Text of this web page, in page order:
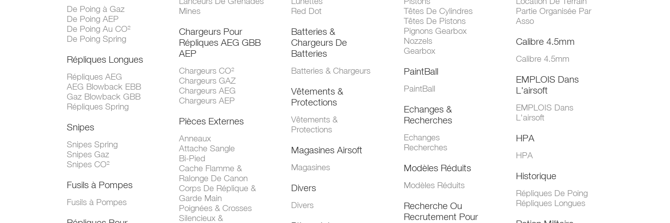
De Poing à Gaz
De Poing AEP
De Poing Au CO²
De Poing Spring
Répliques Longues
Répliques AEG
AEG Blowback EBB
Gaz Blowback GBB
Répliques Spring
Snipes
Snipes Spring
Snipes Gaz
Snipes CO²
Fusils à Pompes
Fusils à Pompes
Mines
Chargeurs Pour
Répliques AEG GBB
AEP
Chargeurs CO²
Chargeurs GAZ
Chargeurs AEG
Chargeurs AEP
Pièces Externes
Anneaux
Attache Sangle
Bi-Pied
Cache Flamme &
Ralonge De Canon
Corps De Réplique &
Garde Main
Poignées & Crosses
Silencieux &
Red Dot
Batteries &
Chargeurs De
Batteries
Batteries & Chargeurs
Vêtements &
Protections
Vêtements &
Protections
Magasines Airsoft
Magasines
Divers
Divers
Têtes De Cylindres
Têtes De Pistons
Pignons Gearbox
Nozzels
Gearbox
PaintBall
PaintBall
Echanges &
Recherches
Echanges
Recherches
Modèles Réduits
Modèles Réduits
Recherche Ou
Recrutement Pour
Partie Organisée Par
Asso
Calibre 4.5mm
Calibre 4.5mm
EMPLOIS Dans
L'airsoft
EMPLOIS Dans
L'airsoft
HPA
HPA
Historique
Répliques De Poing
Répliques Longues